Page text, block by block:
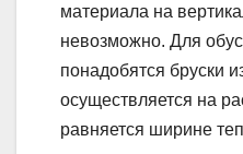
материала на
невозможно. Для
понадобятся бруски
осуществляется на
равняется ширине